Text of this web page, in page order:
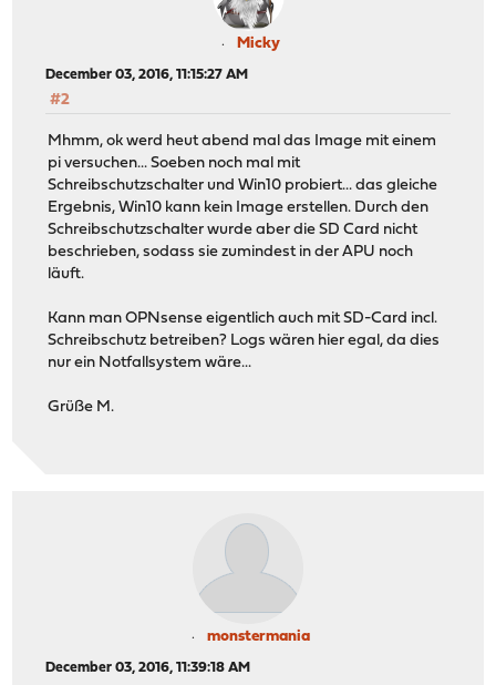
Micky
December 03, 2016, 11:15:27 AM
#2
Mhmm, ok werd heut abend mal das Image mit einem
pi versuchen... Soeben noch mal mit
Schreibschutzschalter und Win10 probiert... das gleiche
Ergebnis, Win10 kann kein Image erstellen. Durch den
Schreibschutzschalter wurde aber die SD Card nicht
beschrieben, sodass sie zumindest in der APU noch
läuft.
Kann man OPNsense eigentlich auch mit SD-Card incl.
Schreibschutz betreiben? Logs wären hier egal, da dies
nur ein Notfallsystem wäre...
Grüße M.
monstermania
December 03, 2016, 11:39:18 AM